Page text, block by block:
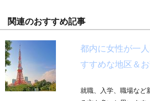
関連のおすすめ記事
都内に女性が一
すすめな地区＆
就職、入学、職場など